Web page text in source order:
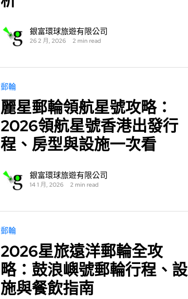
銀富環球旅遊有限公司
26 2 月, 2026 2 min read
郵輪
麗星郵輪領航星號攻略：
2026領航星號香港出發行
程、房型與設施一次看
銀富環球旅遊有限公司
14 1 月, 2026 2 min read
郵輪
2026星旅遠洋郵輪全攻
略：鼓浪嶼號郵輪行程、設
施與餐飲指南